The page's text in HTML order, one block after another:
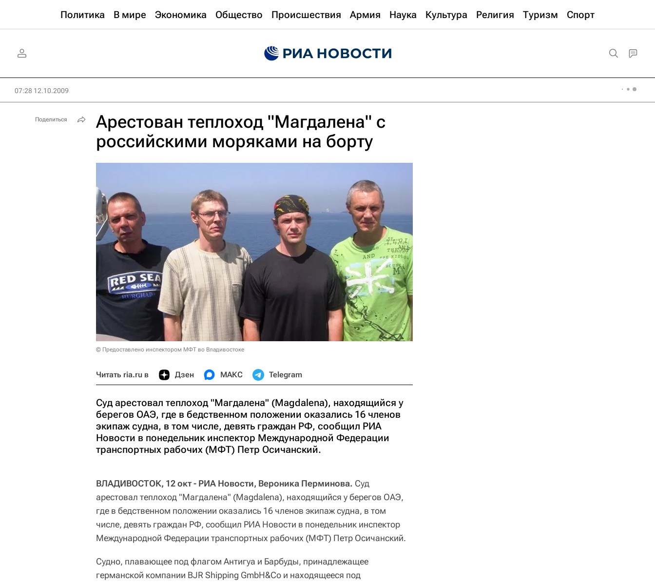
Политика В мире Экономика Общество Происшествия Армия Наука Культура Религия Туризм Спорт
07:28 12.10.2009
Арестован теплоход "Магдалена" с
российскими моряками на борту
© Предоставлено инспектором МФТ во Владивостоке
Читать ria.ru в Дзен МАКС Telegram
Суд арестовал теплоход "Магдалена" (Magdalena), находящийся у
берегов ОАЭ, где в бедственном положении оказались 16 членов
экипаж судна, в том числе, девять граждан РФ, сообщил РИА
Новости в понедельник инспектор Международной Федерации
транспортных рабочих (МФТ) Петр Осичанский.
ВЛАДИВОСТОК, 12 окт - РИА Новости, Вероника Перминова. Суд
арестовал теплоход "Магдалена" (Magdalena), находящийся у берегов ОАЭ,
где в бедственном положении оказались 16 членов экипаж судна, в том
числе, девять граждан РФ, сообщил РИА Новости в понедельник инспектор
Международной Федерации транспортных рабочих (МФТ) Петр Осичанский.
Судно, плавающее под флагом Антигуа и Барбуды, принадлежащее
германской компании BJR Shipping GmbH&Co и находящееся под
Поделиться